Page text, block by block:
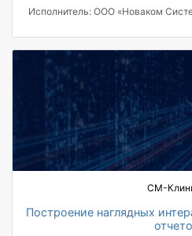
Исполнитель: ООО «Новаком
СМ-
Построение наглядных